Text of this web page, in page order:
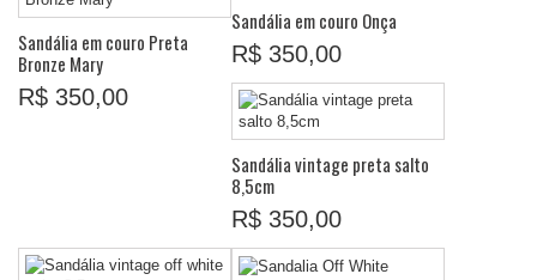
Sandália em couro Preta
Bronze Mary
R$ 350,00
Sandália em couro Onça
R$ 350,00
Sandália vintage preta salto
8,5cm
R$ 350,00